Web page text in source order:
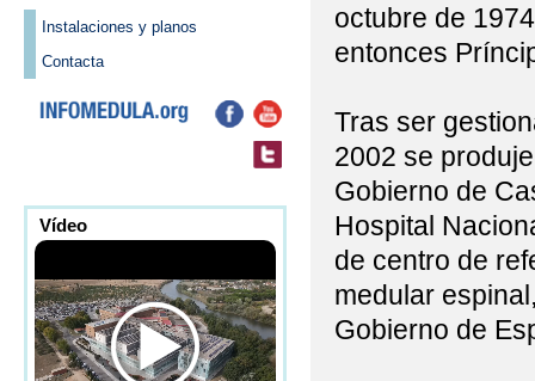
Instalaciones y planos
Contacta
Vídeo
octubre de
entonces
Tras ser
2002 se
Gobierno de
Hospital
de centro de
medular
Gobierno de